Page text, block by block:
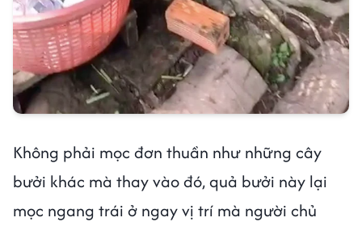
Không phải mọc đơn thuần như những cây
bưởi khác mà thay vào đó, quả bưởi này lại
mọc ngang trái ở ngay vị trí mà người chủ